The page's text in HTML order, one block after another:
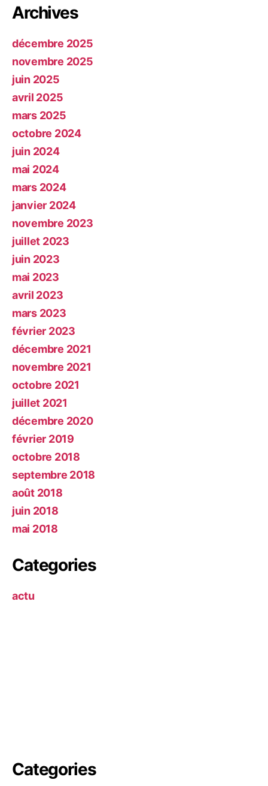
Archives
décembre 2025
novembre 2025
juin 2025
avril 2025
mars 2025
octobre 2024
juin 2024
mai 2024
mars 2024
janvier 2024
novembre 2023
juillet 2023
juin 2023
mai 2023
avril 2023
mars 2023
février 2023
décembre 2021
novembre 2021
octobre 2021
juillet 2021
décembre 2020
février 2019
octobre 2018
septembre 2018
août 2018
juin 2018
mai 2018
Categories
actu
Categories